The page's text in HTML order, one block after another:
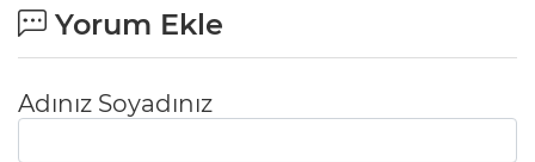
Yorum Ekle
Adınız Soyadınız